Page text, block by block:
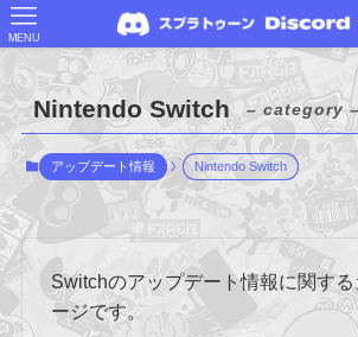
MENU
Nintendo Switch – category
アップデート情報 Nintendo Switch
Switchのアップデート情報に関す
ージです。